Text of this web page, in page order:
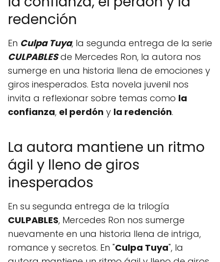
redención
En Culpa Tuya, la segunda entrega de la serie
CULPABLESde Mercedes Ron, la autora nos
sumerge en una historia llena de emociones y
giros inesperados. Esta novela juvenil nos
invita a reflexionar sobre temas como la
confianza, el perdón y la redención.
La autora mantiene un ritmo
ágil y lleno de giros
inesperados
En su segunda entrega de la trilogía
CULPABLES, Mercedes Ron nos sumerge
nuevamente en una historia llena de intriga,
romance y secretos. En "Culpa Tuya", la